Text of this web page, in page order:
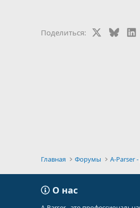
Поделиться:
Главная Форумы A-Parser
О нас